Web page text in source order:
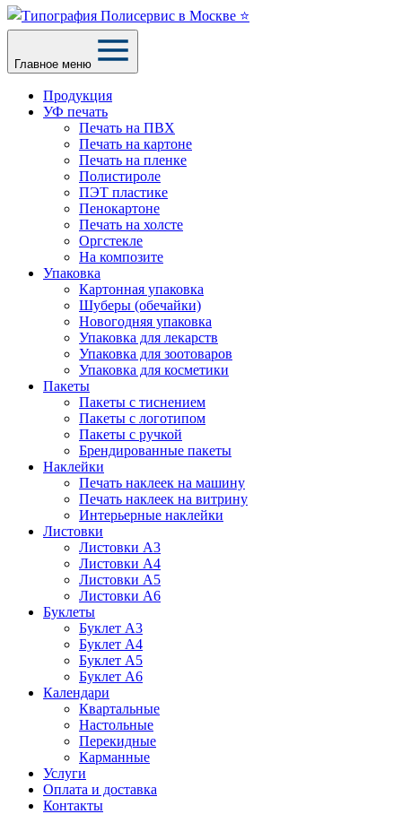
Главное меню
Продукция
УФ печать
Печать на ПВХ
Печать на картоне
Печать на пленке
Полистироле
ПЭТ пластике
Пенокартоне
Печать на холсте
Оргстекле
На композите
Упаковка
Картонная упаковка
Шуберы (обечайки)
Новогодняя упаковка
Упаковка для лекарств
Упаковка для зоотоваров
Упаковка для косметики
Пакеты
Пакеты с тиснением
Пакеты с логотипом
Пакеты с ручкой
Брендированные пакеты
Наклейки
Печать наклеек на машину
Печать наклеек на витрину
Интерьерные наклейки
Листовки
Листовки А3
Листовки А4
Листовки А5
Листовки А6
Буклеты
Буклет А3
Буклет А4
Буклет А5
Буклет А6
Календари
Квартальные
Настольные
Перекидные
Карманные
Услуги
Оплата и доставка
Контакты